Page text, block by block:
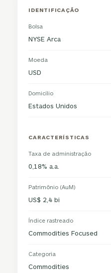
IDENTIFICAÇÃO
Bolsa
NYSE Arca
Moeda
USD
Domicílio
Estados Unidos
CARACTERÍSTICAS
Taxa de administração
0,18% a.a.
Patrimônio (AuM)
US$ 2,4 bi
Índice rastreado
Commodities Focused
Categoria
Commodities